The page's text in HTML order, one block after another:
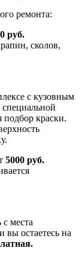
ремонта:
руб.
сколов,
с кузовным
подбор краски.
5000 руб.
места
вы остаетесь на